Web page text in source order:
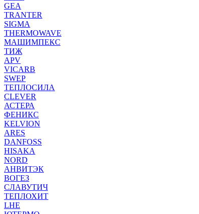
GEA
TRANTER
SIGMA
THERMOWAVE
МАШИМПЕКС
ТИЖ
APV
VICARB
SWEP
ТЕПЛОСИЛА
CLEVER
АСТЕРА
ФЕНИКС
KELVION
ARES
DANFOSS
HISAKA
NORD
АНВИТЭК
ВОГЕЗ
СЛАВУТИЧ
ТЕПЛОХИТ
LHE